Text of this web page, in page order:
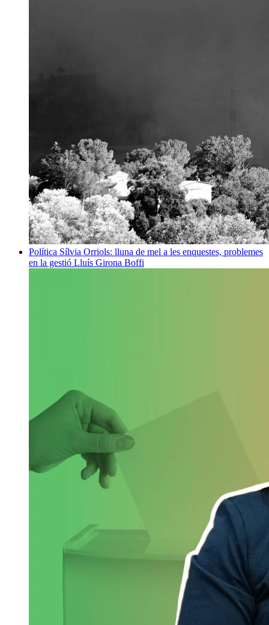
Política Sílvia Orriols: lluna de mel a les enquestes, problemes
en la gestió Lluís Girona Boffi